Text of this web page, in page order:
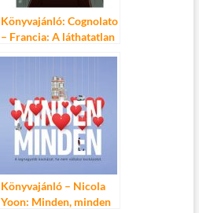
Könyvajánló: Cognolato
– Francia: A láthatatlan
Könyvajánló – Nicola
Yoon: Minden, minden